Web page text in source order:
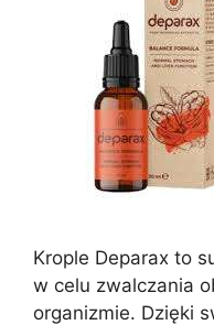
Krople Deparax to
w celu zwalczania
organizmie. Dzięki